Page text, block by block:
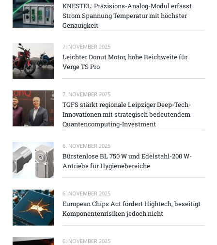
KNESTEL: Präzisions-Analog-Modul erfasst
Strom Spannung Temperatur mit höchster
Genauigkeit
7. NOVEMBER 2025
Leichter Donut Motor, hohe Reichweite für
Verge TS Pro
7. NOVEMBER 2025
TGFS stärkt regionale Leipziger Deep-Tech-
Innovationen mit strategisch bedeutendem
Quantencomputing-Investment
6. NOVEMBER 2025
Bürstenlose BL 750 W und Edelstahl-200 W-
Antriebe für Hygienebereiche
6. NOVEMBER 2025
European Chips Act fördert Hightech, beseitigt
Komponentenrisiken jedoch nicht
6. NOVEMBER 2025